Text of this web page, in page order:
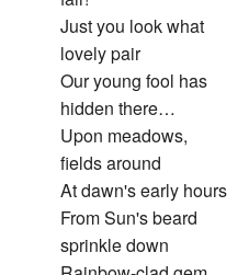
Just you look what
lovely pair
Our young fool has
hidden there…
Upon meadows,
fields around
At dawn's early hours
From Sun's beard
sprinkle down